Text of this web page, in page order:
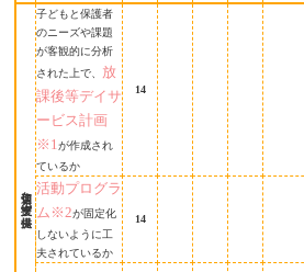
適切な支援の提供
子どもと保護者
のニーズや課題
が客観的に分析
された上で、 放
課後等デイサ
ービス計画
※1が作成され
ているか
14
活動プログラ
ム※2が固定化
しないように工
夫されているか
14